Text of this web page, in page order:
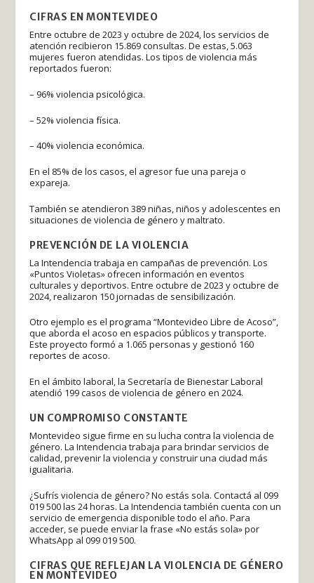
CIFRAS EN MONTEVIDEO
Entre octubre de 2023 y octubre de 2024, los servicios de
atención recibieron 15.869 consultas. De estas, 5.063
mujeres fueron atendidas. Los tipos de violencia más
reportados fueron:
– 96% violencia psicológica.
– 52% violencia física.
– 40% violencia económica.
En el 85% de los casos, el agresor fue una pareja o
expareja.
También se atendieron 389 niñas, niños y adolescentes en
situaciones de violencia de género y maltrato.
PREVENCIÓN DE LA VIOLENCIA
La Intendencia trabaja en campañas de prevención. Los
«Puntos Violetas» ofrecen información en eventos
culturales y deportivos. Entre octubre de 2023 y octubre de
2024, realizaron 150 jornadas de sensibilización.
Otro ejemplo es el programa “Montevideo Libre de Acoso”,
que aborda el acoso en espacios públicos y transporte.
Este proyecto formó a 1.065 personas y gestionó 160
reportes de acoso.
En el ámbito laboral, la Secretaría de Bienestar Laboral
atendió 199 casos de violencia de género en 2024.
UN COMPROMISO CONSTANTE
Montevideo sigue firme en su lucha contra la violencia de
género. La Intendencia trabaja para brindar servicios de
calidad, prevenir la violencia y construir una ciudad más
igualitaria.
¿Sufrís violencia de género? No estás sola. Contactá al 099
019 500 las 24 horas. La Intendencia también cuenta con un
servicio de emergencia disponible todo el año. Para
acceder, se puede enviar la frase «No estás sola» por
WhatsApp al 099 019 500.
CIFRAS QUE REFLEJAN LA VIOLENCIA DE GÉNERO
EN MONTEVIDEO